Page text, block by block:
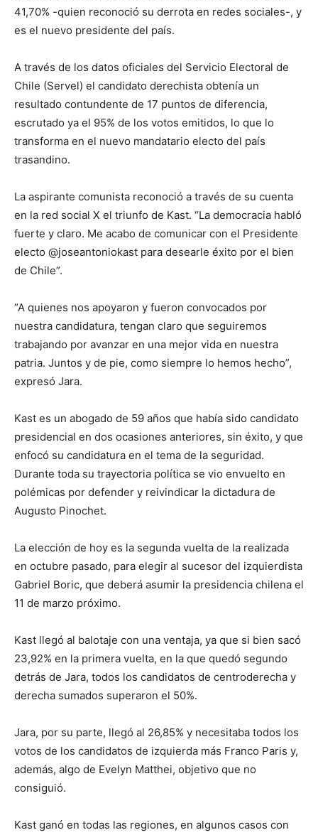
41,70% -quien reconoció su derrota en redes sociales-, y
es el nuevo presidente del país.
A través de los datos oficiales del Servicio Electoral de
Chile (Servel) el candidato derechista obtenía un
resultado contundente de 17 puntos de diferencia,
escrutado ya el 95% de los votos emitidos, lo que lo
transforma en el nuevo mandatario electo del país
trasandino.
La aspirante comunista reconoció a través de su cuenta
en la red social X el triunfo de Kast. “La democracia habló
fuerte y claro. Me acabo de comunicar con el Presidente
electo @joseantoniokast para desearle éxito por el bien
de Chile”.
“A quienes nos apoyaron y fueron convocados por
nuestra candidatura, tengan claro que seguiremos
trabajando por avanzar en una mejor vida en nuestra
patria. Juntos y de pie, como siempre lo hemos hecho”,
expresó Jara.
Kast es un abogado de 59 años que había sido candidato
presidencial en dos ocasiones anteriores, sin éxito, y que
enfocó su candidatura en el tema de la seguridad.
Durante toda su trayectoria política se vio envuelto en
polémicas por defender y reivindicar la dictadura de
Augusto Pinochet.
La elección de hoy es la segunda vuelta de la realizada
en octubre pasado, para elegir al sucesor del izquierdista
Gabriel Boric, que deberá asumir la presidencia chilena el
11 de marzo próximo.
Kast llegó al balotaje con una ventaja, ya que si bien sacó
23,92% en la primera vuelta, en la que quedó segundo
detrás de Jara, todos los candidatos de centroderecha y
derecha sumados superaron el 50%.
Jara, por su parte, llegó al 26,85% y necesitaba todos los
votos de los candidatos de izquierda más Franco Paris y,
además, algo de Evelyn Matthei, objetivo que no
consiguió.
Kast ganó en todas las regiones, en algunos casos con